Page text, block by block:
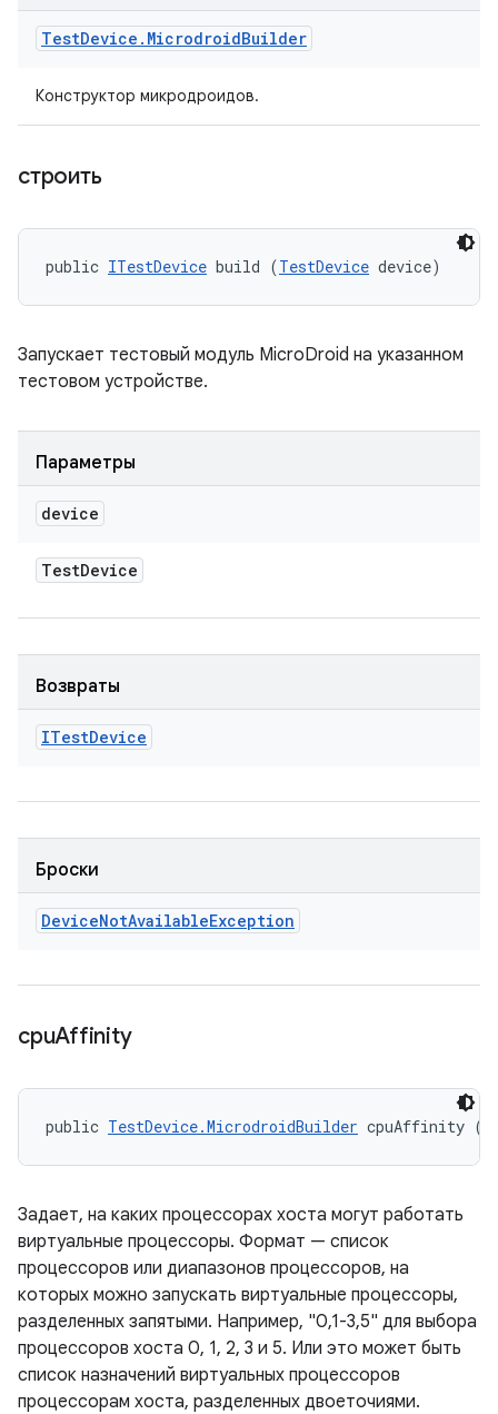
TestDevice . MicrodroidBuilder
Конструктор микродроидов.
строить
public ITestDevice build (TestDevice device)
Запускает тестовый модуль MicroDroid на указанном
тестовом устройстве.
Параметры
device
TestDevice
Возвраты
ITestDevice
Броски
DeviceNotAvailableException
cpuAffinity
public TestDevice.MicrodroidBuilder cpuAffinity
Задает, на каких процессорах хоста могут работать
виртуальные процессоры. Формат — список
процессоров или диапазонов процессоров, на
которых можно запускать виртуальные процессоры,
разделенных запятыми. Например, "0,1-3,5" для выбора
процессоров хоста 0, 1, 2, 3 и 5. Или это может быть
список назначений виртуальных процессоров
процессорам хоста, разделенных двоеточиями.